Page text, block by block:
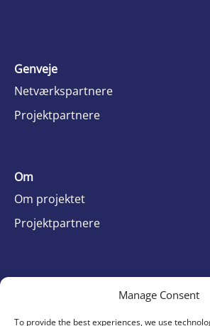
Manage Consent
To provide the best experiences, we use
Genveje
Netværkspartnere
Projektpartnere
Om
Om projektet
Projektpartnere